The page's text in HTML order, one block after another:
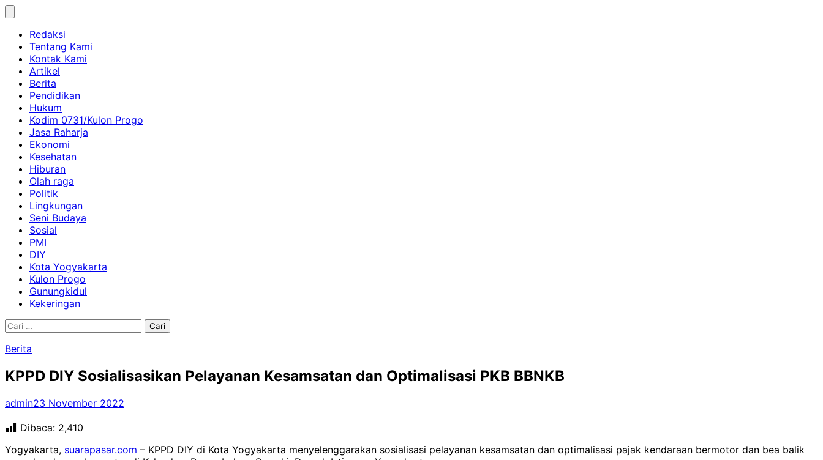
Skip
contentRedaksi
Tentang Kami
Kontak Kami
Artikel
Berita
Pendidikan
Hukum
Kodim 0731/Kulon Progo
Jasa Raharja
Ekonomi
Kesehatan
Hiburan
Olah raga
Politik
Lingkungan
Seni Budaya
Sosial
PMI
DIY
Kota Yogyakarta
Kulon Progo
Gunungkidul
Kekeringan
Cari
Berita
KPPD DIY Sosialisasikan Pelayanan Kesamsatan dan Optimalisasi PKB BBNKB
admin23 November 2022
Dibaca: 2,410
Yogyakarta, suarapasar.com – KPPD DIY di Kota Yogyakarta menyelenggarakan sosialisasi pelayanan kesamsatan dan optimalisasi pajak kendaraan bermotor dan bea balik